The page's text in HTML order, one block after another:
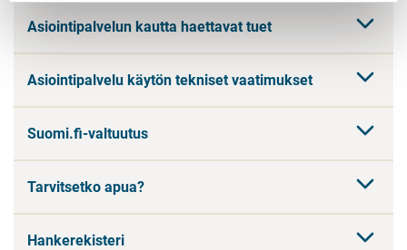
Asiointipalvelun kautta haettavat tuet
Asiointipalvelu käytön tekniset vaatimukset
Suomi.fi-valtuutus
Tarvitsetko apua?
Hankerekisteri